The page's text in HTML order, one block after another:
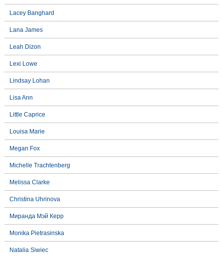
Lacey Banghard
Lana James
Leah Dizon
Lexi Lowe
Lindsay Lohan
Lisa Ann
Little Caprice
Louisa Marie
Megan Fox
Michelle Trachtenberg
Melissa Clarke
Christina Uhrinova
Миранда Мэй Керр
Monika Pietrasinska
Natalia Siwiec